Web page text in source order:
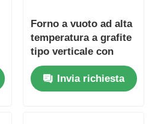
Forno a vuoto ad alta
temperatura a grafite
tipo verticale con
raffreddamento
rapidoInvia richiesta